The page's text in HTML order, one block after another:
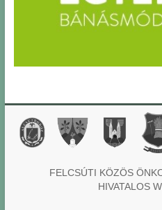
FELCSÚTI KÖZÖS
HIVATALOS